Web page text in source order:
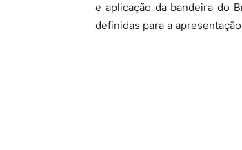
e aplicação da bandeira do
definidas para a